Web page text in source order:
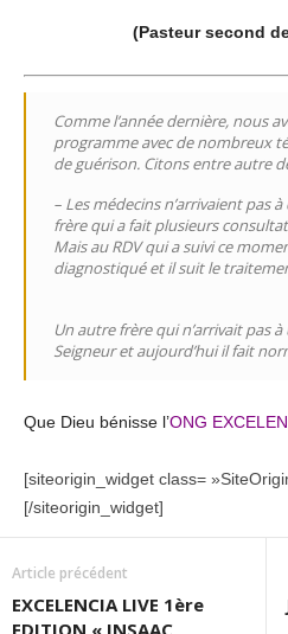
(Pasteur second
Comme l’année dernière, nous
programme avec de nombreux
de guérison. Citons entre autre
– Les médecins n’arrivaient pas
frère qui a fait plusieurs
Mais au RDV qui a suivi ce
diagnostiqué et il suit le
Un autre frère qui n’arrivait pas
Seigneur et aujourd’hui il fait
Que Dieu bénisse l’ONG
[siteorigin_widget class=
[/siteorigin_widget]
Article précédent
EXCELENCIA LIVE 1ère